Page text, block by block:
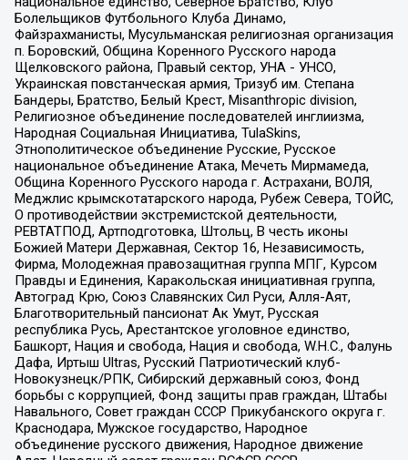
Болельщиков Футбольного Клуба Динамо,
Файзрахманисты, Мусульманская религиозная организация
п. Боровский, Община Коренного Русского народа
Щелковского района, Правый сектор, УНА - УНСО,
Украинская повстанческая армия, Тризуб им. Степана
Бандеры, Братство, Белый Крест, Misanthropic division,
Религиозное объединение последователей инглиизма,
Народная Социальная Инициатива, TulaSkins,
Этнополитическое объединение Русские, Русское
национальное объединение Атака, Мечеть Мирмамеда,
Община Коренного Русского народа г. Астрахани, ВОЛЯ,
Меджлис крымскотатарского народа, Рубеж Севера, ТОЙС,
О противодействии экстремистской деятельности,
РЕВТАТПОД, Артподготовка, Штольц, В честь иконы
Божией Матери Державная, Сектор 16, Независимость,
Фирма, Молодежная правозащитная группа МПГ, Курсом
Правды и Единения, Каракольская инициативная группа,
Автоград Крю, Союз Славянских Сил Руси, Алля-Аят,
Благотворительный пансионат Ак Умут, Русская
республика Русь, Арестантское уголовное единство,
Башкорт, Нация и свобода, Нация и свобода, W.H.С., Фалунь
Дафа, Иртыш Ultras, Русский Патриотический клуб-
Новокузнецк/РПК, Сибирский державный союз, Фонд
борьбы с коррупцией, Фонд защиты прав граждан, Штабы
Навального, Совет граждан СССР Прикубанского округа г.
Краснодара, Мужское государство, Народное
объединение русского движения, Народное движение